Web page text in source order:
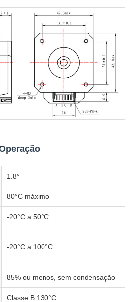
1.8°
80°C máximo
-20°C a 50°C
-20°C a 100°C
85% ou menos, sem condensação
Classe B 130°C